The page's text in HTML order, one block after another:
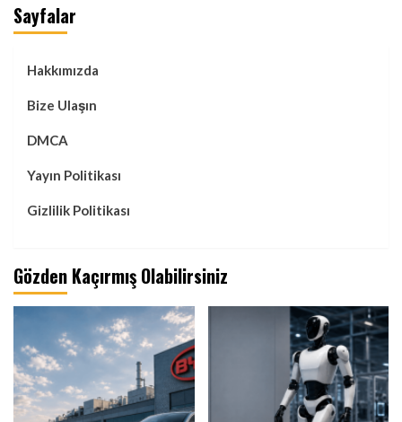
Sayfalar
Hakkımızda
Bize Ulaşın
DMCA
Yayın Politikası
Gizlilik Politikası
Gözden Kaçırmış Olabilirsiniz